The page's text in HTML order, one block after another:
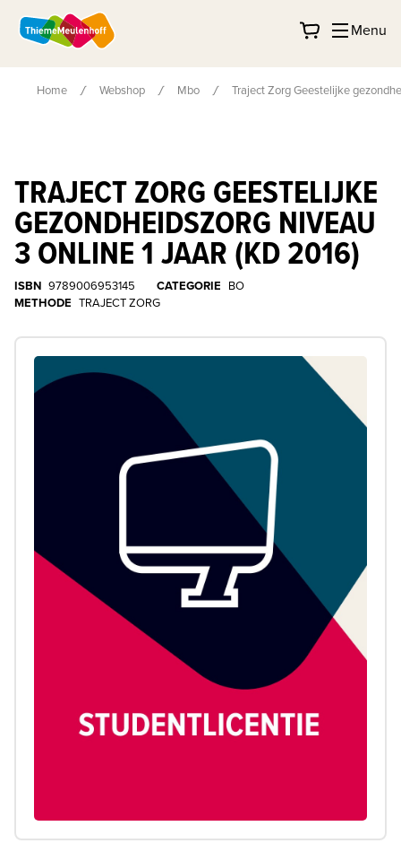
Menu
Home Webshop Mbo Traject Zorg Geestelijke
TRAJECT ZORG GEESTELIJKE
GEZONDHEIDSZORG NIVEAU
3 ONLINE 1 JAAR (KD 2016)
ISBN 9789006953145 CATEGORIE BO
METHODE TRAJECT ZORG